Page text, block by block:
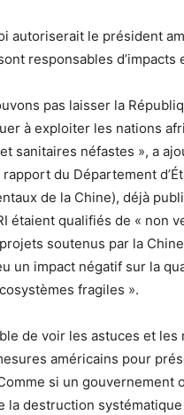
autoriserait le président
responsables
pas laisser la
à exploiter les nations
sanitaires néfastes », a
du Département
de la Chine), déjà
étaient qualifiés de « non
soutenus par la
un impact négatif sur la
fragiles ».
de voir les astuces et
américains pour
si un gouvernement
la destruction